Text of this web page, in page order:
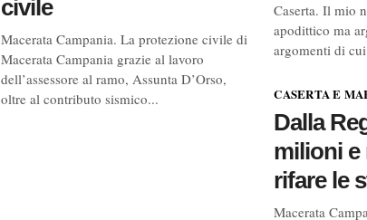
civile
Macerata Campania. La protezione civile di
Macerata Campania grazie al lavoro
dell’assessore al ramo, Assunta D’Orso,
oltre al contributo sismico...
Caserta. Il mio
apodittico ma
argomenti di
CASERTA E
Dalla
milioni e
rifare le
Macerata